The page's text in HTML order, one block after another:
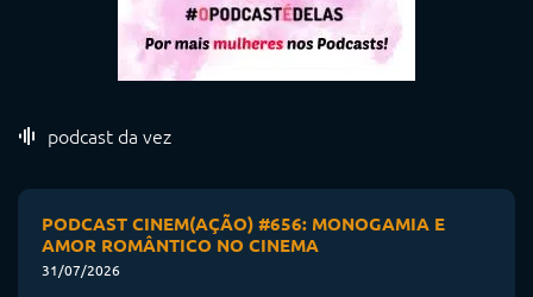
podcast da vez
PODCAST CINEM(AÇÃO) #656: MONOGAMIA E
AMOR ROMÂNTICO NO CINEMA
31/07/2026